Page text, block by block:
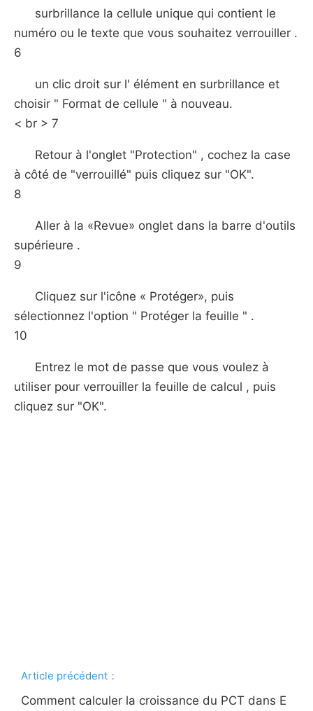
surbrillance la cellule unique qui contient le
numéro ou le texte que vous souhaitez verrouiller .
6
un clic droit sur l' élément en surbrillance et
choisir " Format de cellule " à nouveau.
< br > 7
Retour à l'onglet "Protection" , cochez la case
à côté de "verrouillé" puis cliquez sur "OK".
8
Aller à la «Revue» onglet dans la barre d'outils
supérieure .
9
Cliquez sur l'icône « Protéger», puis
sélectionnez l'option " Protéger la feuille " .
10
Entrez le mot de passe que vous voulez à
utiliser pour verrouiller la feuille de calcul , puis
cliquez sur "OK".
Article précédent：
Comment calculer la croissance du PCT dans E